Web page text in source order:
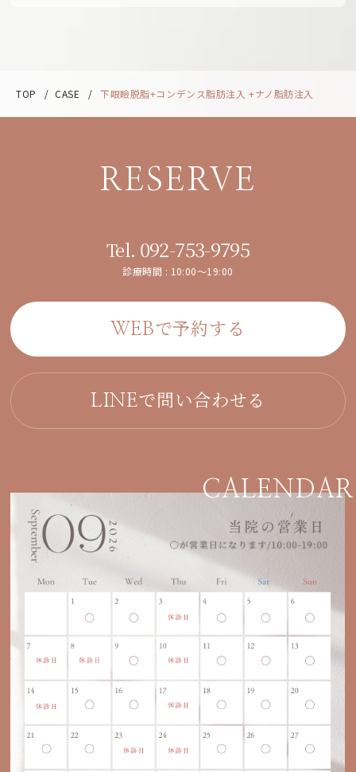
TOP / CASE / 下眼瞼脱脂+コンデンス脂肪注入 +ナノ脂肪注入
RESERVE
Tel. 092-753-9795
診療時間 : 10:00～19:00
WEBで予約する
LINEで問い合わせる
CALENDAR